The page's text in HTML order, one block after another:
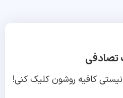
تصادفی
نیستی کافیه روشون کلیک کنی!